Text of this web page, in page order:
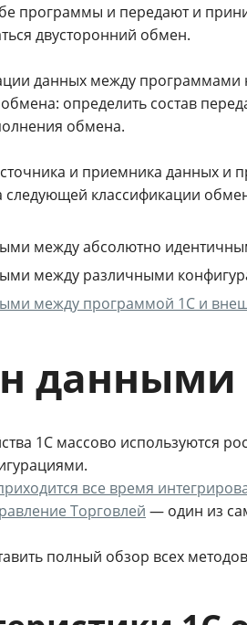
программы и передают и
двусторонний обмен.
данных между программами
определить состав
обмена.
и приемника данных и
следующей классификации
между абсолютно
между различными
между программой 1С и
данными
1С массово используются
все время
Торговлей — один из
полный обзор всех